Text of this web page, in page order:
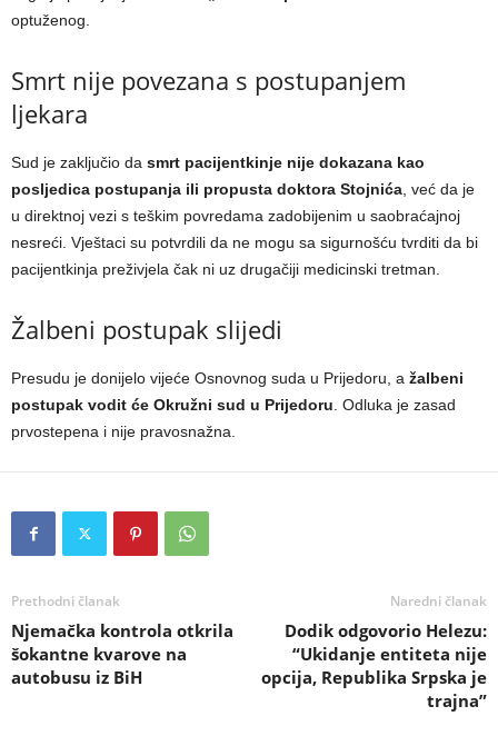
optuženog.
Smrt nije povezana s postupanjem
ljekara
Sud je zaključio da smrt pacijentkinje nije dokazana kao
posljedica postupanja ili propusta doktora Stojnića , već da je
u direktnoj vezi s teškim povredama zadobijenim u saobraćajnoj
nesreći. Vještaci su potvrdili da ne mogu sa sigurnošću tvrditi da bi
pacijentkinja preživjela čak ni uz drugačiji medicinski tretman.
Žalbeni postupak slijedi
Presudu je donijelo vijeće Osnovnog suda u Prijedoru, a žalbeni
postupak vodit će Okružni sud u Prijedoru . Odluka je zasad
prvostepena i nije pravosnažna.
Prethodni članak
Njemačka kontrola otkrila
šokantne kvarove na
autobusu iz BiH
Naredni članak
Dodik odgovorio Helezu:
“Ukidanje entiteta nije
opcija, Republika Srpska je
trajna”